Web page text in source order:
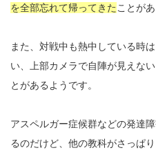
を全部忘れて帰ってきた ことが
また、対戦中も熱中している時
い、上部カメラで自陣が見えな
とがあるようです。
アスペルガー症候群などの発達
るのだけど、他の教科がさっぱ